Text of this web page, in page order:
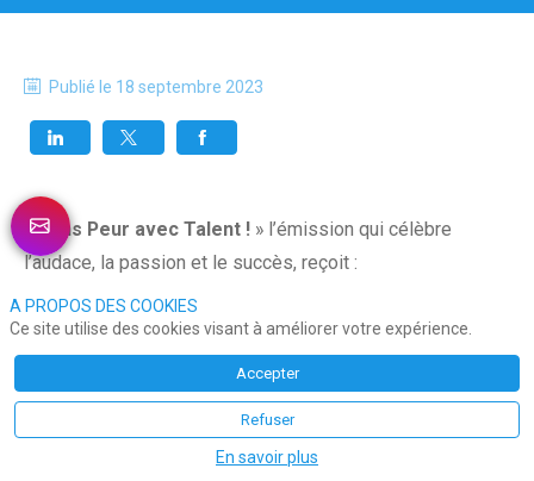
Publié le 18 septembre 2023
« Sans Peur avec Talent ! » l’émission qui célèbre
l’audace, la passion et le succès, reçoit :
Laureline Lebondidier, en tant quedirectrice du
Développement et Relations Institutionnelles
seindu Groupe ETPO, incarne une figure clé de
A PROPOS DES COOKIES
Ce site utilise des cookies visant à améliorer votre expérience.
Accepter
Refuser
En savoir plus